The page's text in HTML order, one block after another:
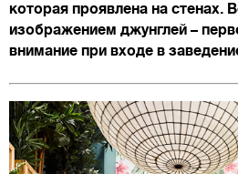
которая проявлена на стенах.
изображением джунглей –
внимание при входе в